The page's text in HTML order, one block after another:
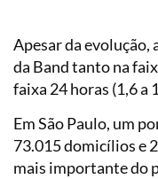
Apesar da evolução,
da Band tanto na
faixa 24 horas (1,6 a
Em São Paulo, um
73.015 domicílios e
mais importante do